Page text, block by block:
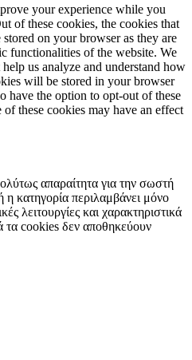
your experience while you
of these cookies, the cookies that
stored on your browser as they are
functionalities of the website. We
us analyze and understand how
will be stored in your browser
have the option to opt-out of these
these cookies may have an effect
απαραίτητα για την σωστή
η κατηγορία περιλαμβάνει μόνο
λειτουργίες και χαρακτηριστικά
τα cookies δεν αποθηκεύουν